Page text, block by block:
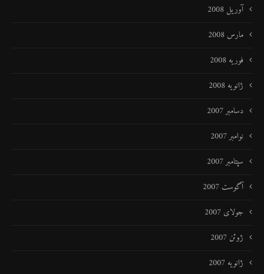
آوریل 2008
مارس 2008
فوریه 2008
ژانویه 2008
دسامبر 2007
نوامبر 2007
سپتامبر 2007
آگوست 2007
جولای 2007
ژوئن 2007
ژانویه 2007